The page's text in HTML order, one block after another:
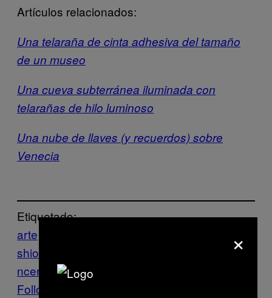
Artículos relacionados:
Una telaraña de cinta adhesiva del tamaño
de un museo
Una cueva subterránea iluminada con
telarañas de hilo luminoso
Una nube de llaves (y recuerdos) sobre
Venecia
Etiquetado:
arte
shiota
instalaciones
ncertain Journey
Follow Us On Discover
×